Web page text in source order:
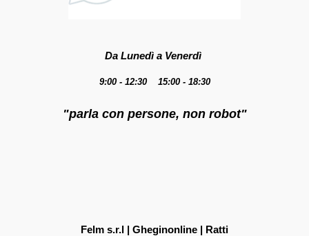
Da Lunedì a Venerdì
9:00 - 12:30 15:00 - 18:30
"parla con persone, non robot"
Felm s.r.l | Gheginonline | Ratti